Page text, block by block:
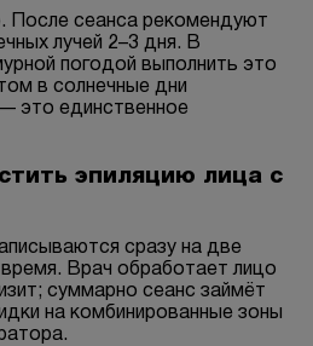
После сеанса рекомендуют
лучей 2–3 дня. В
погодой выполнить это
в солнечные дни
это единственное
эпиляцию лица с
сразу на две
Врач обработает лицо
суммарно сеанс займёт
на комбинированные зоны